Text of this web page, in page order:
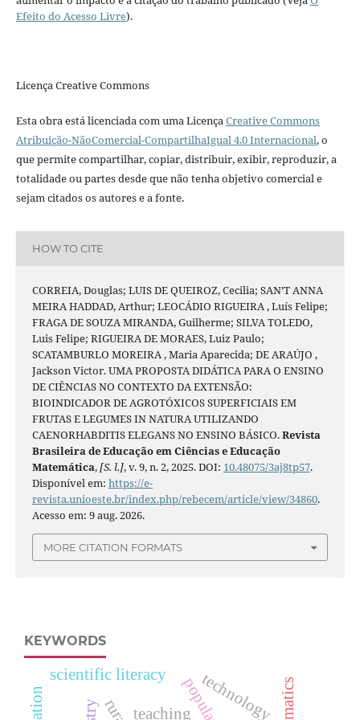
Efeito do Acesso Livre).
Licença Creative Commons
Esta obra está licenciada com uma LicençaCreative Commons
Atribuição-NãoComercial-CompartilhaIgual 4.0 Internacional, o
que permite compartilhar, copiar, distribuir, exibir, reproduzir, a
totalidade ou partes desde que não tenha objetivo comercial e
sejam citados os autores e a fonte.
HOW TO CITE
CORREIA, Douglas; LUIS DE QUEIROZ, Cecilia; SAN’T ANNA
MEIRA HADDAD, Arthur; LEOCÁDIO RIGUEIRA , Luís Felipe;
FRAGA DE SOUZA MIRANDA, Guilherme; SILVA TOLEDO,
Luis Felipe; RIGUEIRA DE MORAES, Luiz Paulo;
SCATAMBURLO MOREIRA , Maria Aparecida; DE ARAÚJO ,
Jackson Victor. UMA PROPOSTA DIDÁTICA PARA O ENSINO
DE CIÊNCIAS NO CONTEXTO DA EXTENSÃO:
BIOINDICADOR DE AGROTÓXICOS SUPERFICIAIS EM
FRUTAS E LEGUMES IN NATURA UTILIZANDO
CAENORHABDITIS ELEGANS NO ENSINO BÁSICO.Revista
Brasileira de Educação em Ciências e Educação
Matemática,[S. l.], v. 9, n. 2, 2025. DOI: 10.48075/3aj8tp57.
Disponível em: https://e-
revista.unioeste.br/index.php/rebecem/article/view/34860.
Acesso em: 9 aug. 2026.
MORE CITATION FORMATS
KEYWORDS
teaching technology
scientific literacy